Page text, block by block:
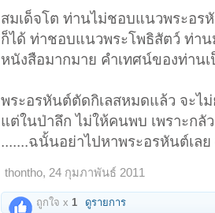
สมเด็จโต ท่านไม่ชอบแนวพระอร
ก็ได้ ท่าชอบแนวพระโพธิสัตว์ ท่า
หนังสือมากมาย คำเทศน์ของท่าน
พระอรหันต์ตัดกิเลสหมดแล้ว จะไ
แต่ในป่าลึก ไม่ให้คนพบ เพราะก
.......ฉนั้นอย่าไปหาพระอรหันต์เล
thontho, 24 กุมภาพันธ์ 2011
ถูกใจ x 1 ดูรายการ